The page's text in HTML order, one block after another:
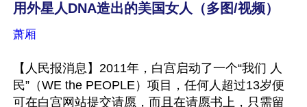
用外星人DNA造出的美国女人（多图/视频）
萧厢
【人民报消息】2011年，白宫启动了一个“我们 人
民”（WE the PEOPLE）项目，任何人超过13岁便
可在白宫网站提交请愿，而且在请愿书上，只需留